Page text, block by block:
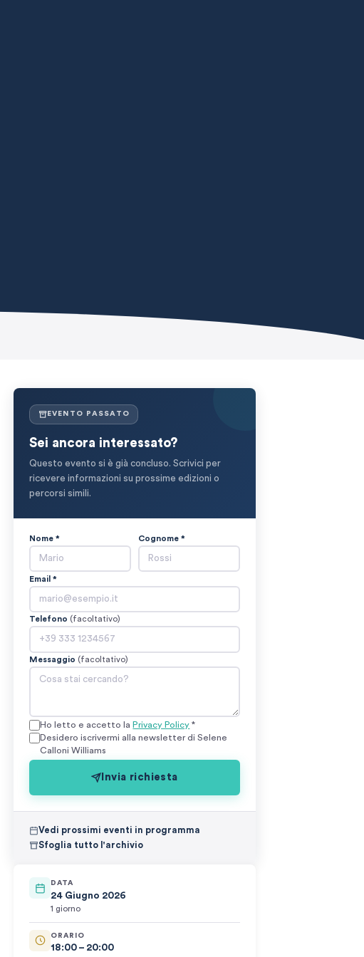
EVENTO PASSATO
Sei ancora interessato?
Questo evento si è già concluso. Scrivici per
ricevere informazioni su prossime edizioni o
percorsi simili.
Nome * Cognome *
Email *
Telefono (facoltativo)
Messaggio (facoltativo)
Ho letto e accetto la Privacy Policy *
Desidero iscrivermi alla newsletter di Selene
Calloni Williams
Invia richiesta
Vedi prossimi eventi in programma
Sfoglia tutto l'archivio
DATA
24 Giugno 2026
1 giorno
ORARIO
18:00 – 20:00